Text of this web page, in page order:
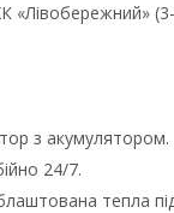
«Лівобережний»
з акумулятором.
24/7.
тепла